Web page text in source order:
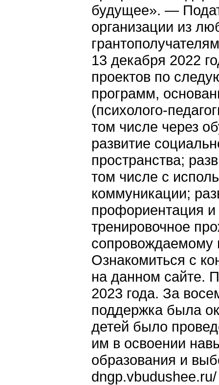
будущее». —
организации из
13 декабря 2022
проектов по
программ,
(психолого-
том числе через
развитие
пространства;
том числе с
коммуникации;
профориентация и
тренировочное
сопровождаемому
Ознакомиться с
на данном сайте.
2023 года. За
поддержка была
детей было
им в освоении
образования и
dngp.vbudushee.ru/